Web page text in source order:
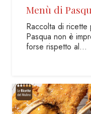
Menù di
Raccolta di ricette
Pasqua non è
forse rispetto al…